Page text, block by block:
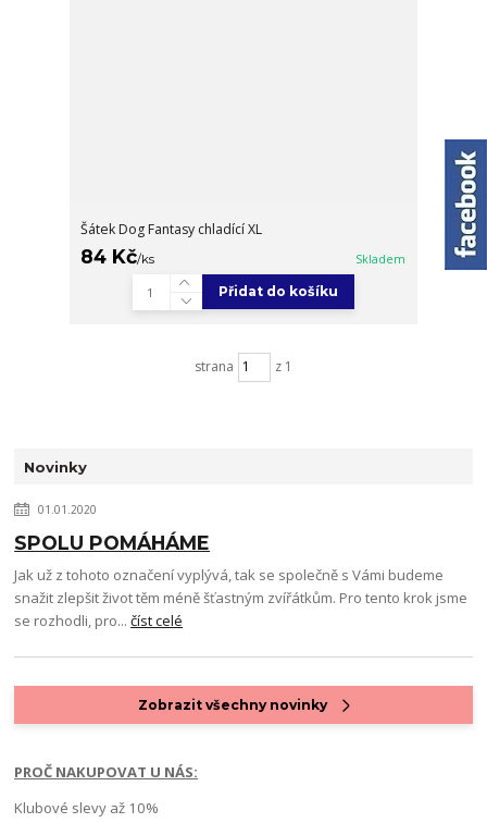
Šátek Dog Fantasy chladící XL
84 Kč/ks Skladem
Přidat do košíku
strana z 1
Novinky
01.01.2020
SPOLU POMÁHÁME
Jak už z tohoto označení vyplývá, tak se společně s Vámi budeme
snažit zlepšit život těm méně šťastným zvířátkům. Pro tento krok jsme
se rozhodli, pro...číst celé
Zobrazit všechny novinky
PROČ NAKUPOVAT U NÁS:
Klubové slevy až 10%